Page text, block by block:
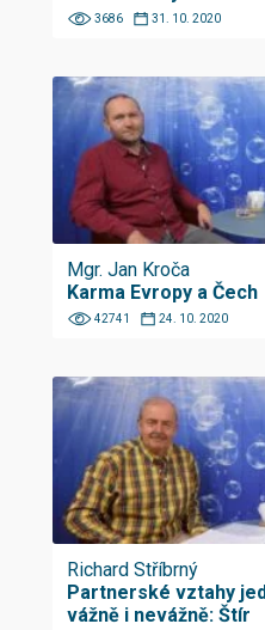
3686 31. 10. 2020
Mgr. Jan Kroča
Karma Evropy a Čech
42741 24. 10. 2020
Richard Stříbrný
Partnerské vztahy
vážně i nevážně: Štír